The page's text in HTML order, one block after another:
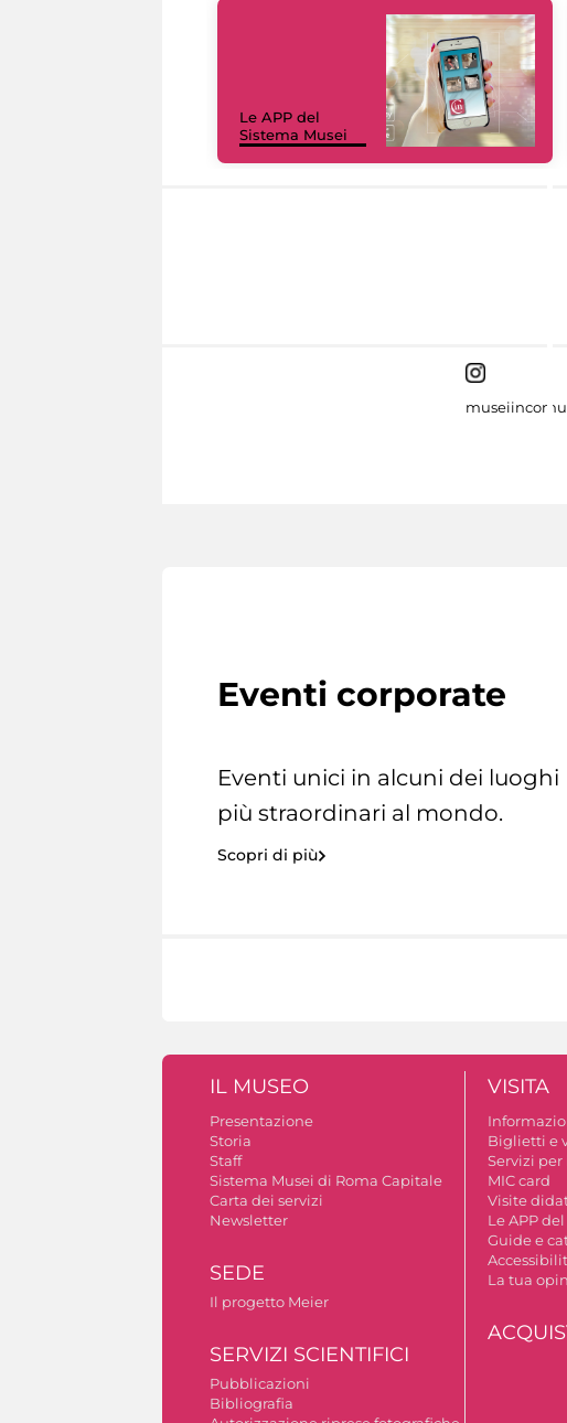
Le APP del
Sistema Musei
Eventi corporate
Eventi unici in alcuni dei luoghi
più straordinari al mondo.
Scopri di più
IL MUSEO
Presentazione
Storia
Staff
Sistema Musei di Roma Capitale
Carta dei servizi
Newsletter
SEDE
Il progetto Meier
SERVIZI SCIENTIFICI
Pubblicazioni
Bibliografia
VISITA
Biglietti e
Servizi
MIC card
Visite
Le APP
Guide e
La tua